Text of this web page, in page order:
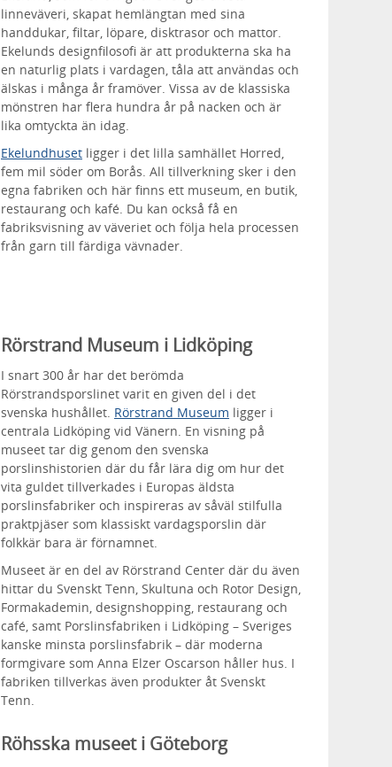
linneväveri, skapat hemlängtan med sina
handdukar, filtar, löpare, disktrasor och mattor.
Ekelunds designfilosofi är att produkterna ska ha
en naturlig plats i vardagen, tåla att användas och
älskas i många år framöver. Vissa av de klassiska
mönstren har flera hundra år på nacken och är
lika omtyckta än idag.
Ekelundhuset ligger i det lilla samhället Horred,
fem mil söder om Borås. All tillverkning sker i den
egna fabriken och här finns ett museum, en butik,
restaurang och kafé. Du kan också få en
fabriksvisning av väveriet och följa hela processen
från garn till färdiga vävnader.
Rörstrand Museum i Lidköping
I snart 300 år har det berömda
Rörstrandsporslinet varit en given del i det
svenska hushållet. Rörstrand Museum ligger i
centrala Lidköping vid Vänern. En visning på
museet tar dig genom den svenska
porslinshistorien där du får lära dig om hur det
vita guldet tillverkades i Europas äldsta
porslinsfabriker och inspireras av såväl stilfulla
praktpjäser som klassiskt vardagsporslin där
folkkär bara är förnamnet.
Museet är en del av Rörstrand Center där du även
hittar du Svenskt Tenn, Skultuna och Rotor Design,
Formakademin, designshopping, restaurang och
café, samt Porslinsfabriken i Lidköping – Sveriges
kanske minsta porslinsfabrik – där moderna
formgivare som Anna Elzer Oscarson håller hus. I
fabriken tillverkas även produkter åt Svenskt
Tenn.
Röhsska museet i Göteborg